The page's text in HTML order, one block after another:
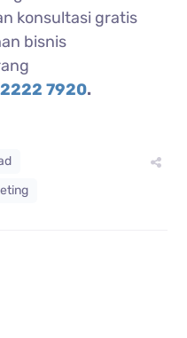
konsultasi gratis
bisnis
7920.